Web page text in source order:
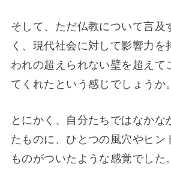
そして、ただ仏教について言及
く、現代社会に対して影響力を
われの超えられない壁を超えて
てくれたという感じでしょうか。
とにかく、自分たちではなかな
たものに、ひとつの風穴やヒン
ものがついたような感覚でした。